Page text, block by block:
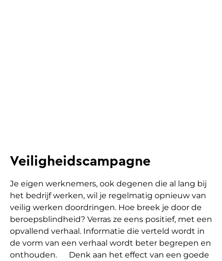
Veiligheidscampagne
Je eigen werknemers, ook degenen die al lang bij
het bedrijf werken, wil je regelmatig opnieuw van
veilig werken doordringen. Hoe breek je door de
beroepsblindheid? Verras ze eens positief, met een
opvallend verhaal. Informatie die verteld wordt in
de vorm van een verhaal wordt beter begrepen en
onthouden. Denk aan het effect van een goede